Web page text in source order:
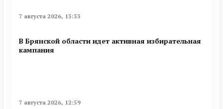
7 августа 2026, 13:33
В Брянской области идет активная избирательная
кампания
7 августа 2026, 12:59